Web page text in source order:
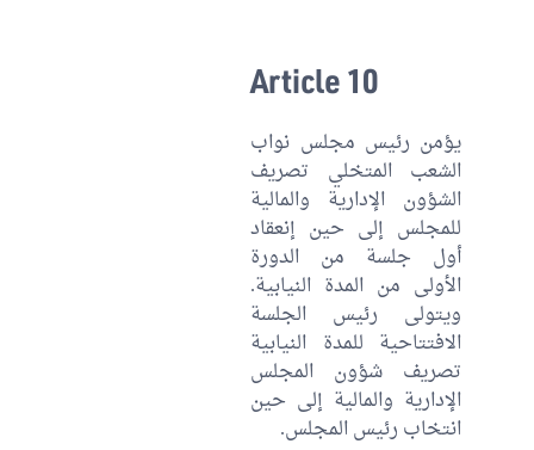
Article 10
يؤمن رئيس مجلس نواب
الشعب المتخلي تصريف
الشؤون الإدارية والمالية
للمجلس إلى حين إنعقاد
أول جلسة من الدورة
الأولى من المدة النيابية.
ويتولى رئيس الجلسة
الافتتاحية للمدة النيابية
تصريف شؤون المجلس
الإدارية والمالية إلى حين
انتخاب رئيس المجلس.